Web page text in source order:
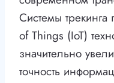
Системы
of Things (IoT)
значительно
точность